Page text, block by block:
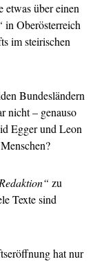
etwas über einen
in Oberösterreich
im steirischen
Bundesländern
nicht – genauso
Egger und Leon
zu
Texte sind
hat nur